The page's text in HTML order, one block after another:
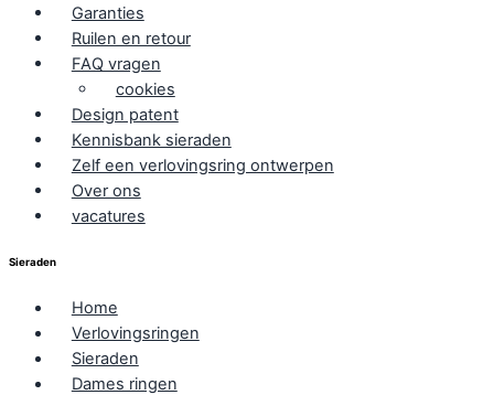
Garanties
Ruilen en retour
FAQ vragen
cookies
Design patent
Kennisbank sieraden
Zelf een verlovingsring ontwerpen
Over ons
vacatures
Sieraden
Home
Verlovingsringen
Sieraden
Dames ringen